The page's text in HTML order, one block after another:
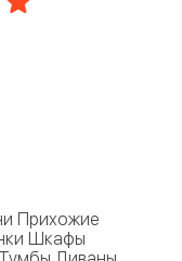
Прихожие
Шкафы